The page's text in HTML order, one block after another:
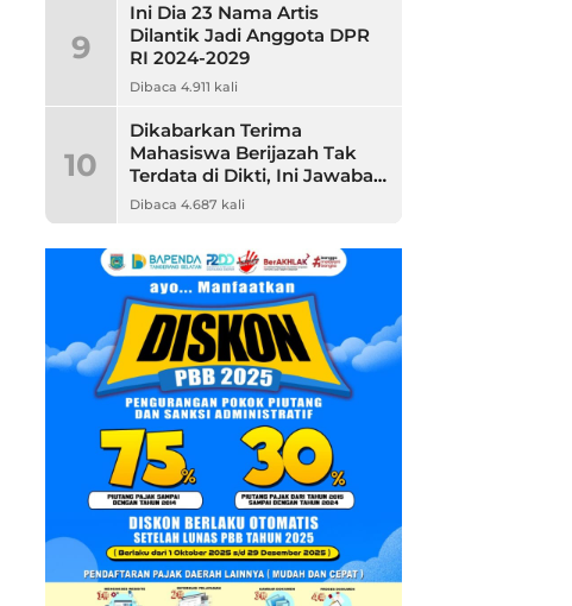
9
Ini Dia 23 Nama Artis
Dilantik Jadi Anggota DPR
RI 2024-2029
Dibaca 4.911 kali
10
Dikabarkan Terima
Mahasiswa Berijazah Tak
Terdata di Dikti, Ini Jawaban
Unpam
Dibaca 4.687 kali